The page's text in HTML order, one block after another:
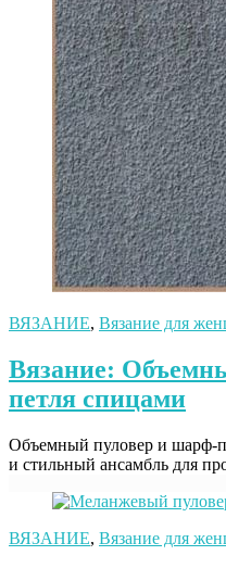
ВЯЗАНИЕ, Вязание для
Вязание:
петля спицами
Объемный пуловер и шарф-
и стильный ансамбль для
ВЯЗАНИЕ, Вязание для